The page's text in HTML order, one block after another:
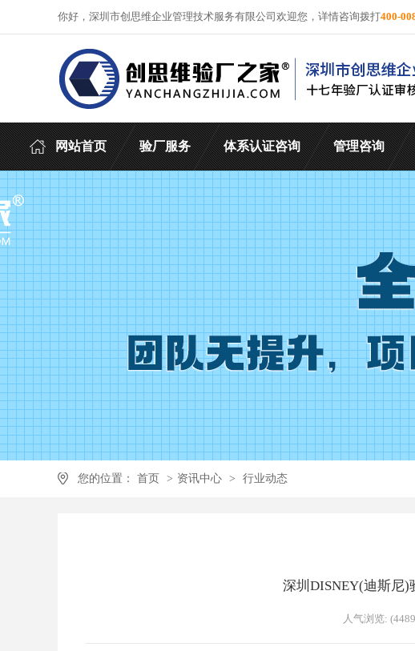
你好，深圳市创思维企业管理技术服务有限公司欢迎您，详情咨询拨打400-
网站首页 验厂服务 体系认证咨询 管理咨询
您的位置： 首页 > 资讯中心 > 行业动态
深圳DISNEY(迪斯尼
人气浏览: